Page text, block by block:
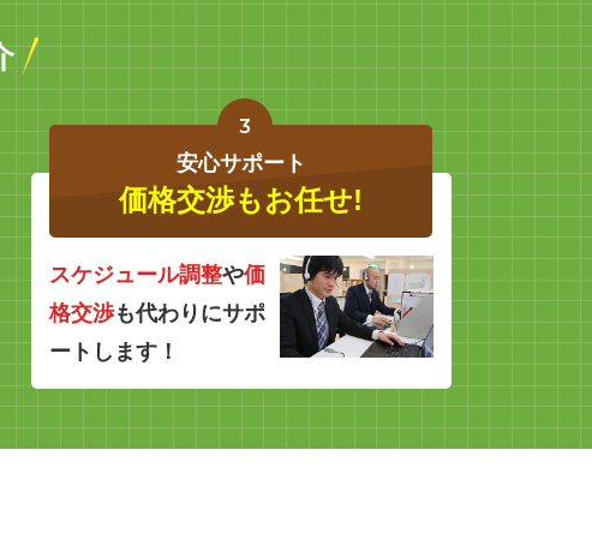
3
安心サポート
価格交渉もお任せ!
スケジュール調整や価
格交渉も代わりにサポ
ートします！